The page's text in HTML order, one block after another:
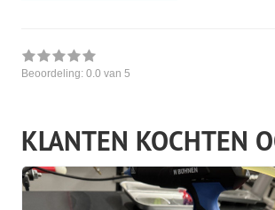
Beoordeling: 0.0 van 5
KLANTEN KOCHTEN